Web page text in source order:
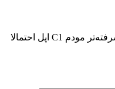
/ نسخه پیشرفته‌تر مودم C1 اپل احتمالا